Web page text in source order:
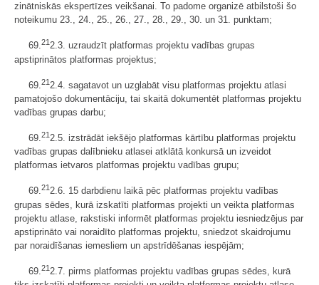
zinātniskās ekspertīzes veikšanai. To padome organizē atbilstoši šo
noteikumu 23., 24., 25., 26., 27., 28., 29., 30. un 31. punktam;
69.212.3. uzraudzīt platformas projektu vadības grupas
apstiprinātos platformas projektus;
69.212.4. sagatavot un uzglabāt visu platformas projektu atlasi
pamatojošo dokumentāciju, tai skaitā dokumentēt platformas projektu
vadības grupas darbu;
69.212.5. izstrādāt iekšējo platformas kārtību platformas projektu
vadības grupas dalībnieku atlasei atklātā konkursā un izveidot
platformas ietvaros platformas projektu vadības grupu;
69.212.6. 15 darbdienu laikā pēc platformas projektu vadības
grupas sēdes, kurā izskatīti platformas projekti un veikta platformas
projektu atlase, rakstiski informēt platformas projektu iesniedzējus par
apstiprināto vai noraidīto platformas projektu, sniedzot skaidrojumu
par noraidīšanas iemesliem un apstrīdēšanas iespējām;
69.212.7. pirms platformas projektu vadības grupas sēdes, kurā